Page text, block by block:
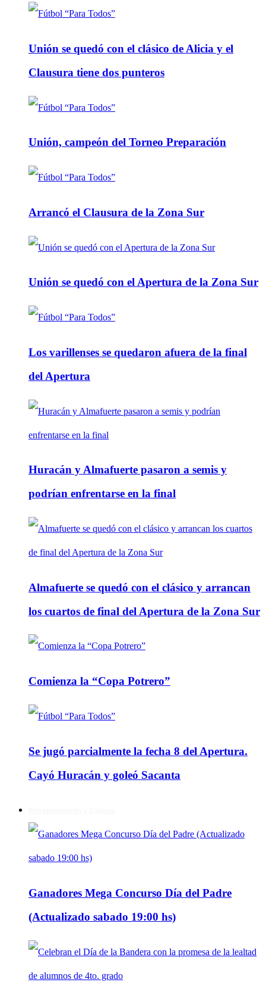
Unión se quedó con el clásico de Alicia y el
Clausura tiene dos punteros
Unión, campeón del Torneo Preparación
Arrancó el Clausura de la Zona Sur
Unión se quedó con el Apertura de la Zona Sur
Los varillenses se quedaron afuera de la final
del Apertura
Huracán y Almafuerte pasaron a semis y
podrían enfrentarse en la final
Almafuerte se quedó con el clásico y arrancan
los cuartos de final del Apertura de la Zona Sur
Comienza la “Copa Potrero”
Se jugó parcialmente la fecha 8 del Apertura.
Cayó Huracán y goleó Sacanta
Ganadores Mega Concurso Día del Padre
(Actualizado sabado 19:00 hs)